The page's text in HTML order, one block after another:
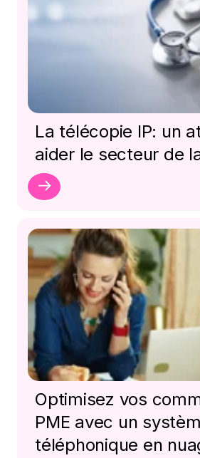
La télécopie IP: un
aider le secteur de
Optimisez vos
PME avec un
téléphonique en